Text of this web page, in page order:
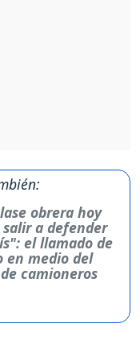
obrera hoy
salir a defender
el llamado de
en medio del
camioneros